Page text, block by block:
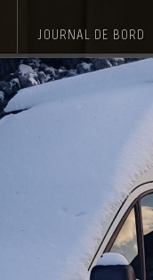
JOURNAL DE BORD